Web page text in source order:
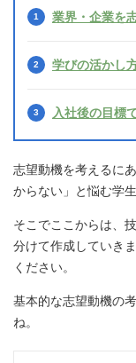
業界・企業を
学びの活かし
入社後の目標
志望動機を考えるに
からない」と悩む学
そこでここからは、
分けて作成していき
ください。
基本的な志望動機の
ね。